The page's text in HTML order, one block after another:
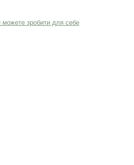
можете зробити для себе